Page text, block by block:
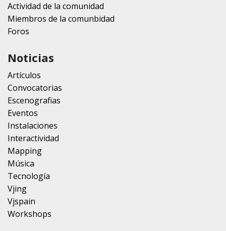
Actividad de la comunidad
Miembros de la comunbidad
Foros
Noticias
Artículos
Convocatorias
Escenografias
Eventos
Instalaciones
Interactividad
Mapping
Música
Tecnología
Vjing
Vjspain
Workshops